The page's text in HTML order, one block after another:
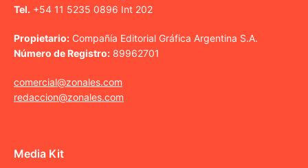
Tel. +54 11 5235 0896 Int 202
Propietario: Compañía Editorial Gráfica Argentina S.A.
Número de Registro: 89962701
comercial@zonales.com
redaccion@zonales.com
Media Kit